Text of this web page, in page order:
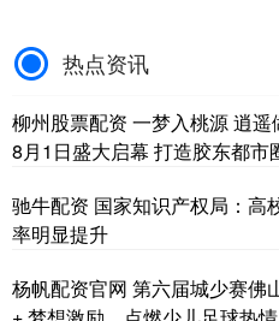
热点资讯
柳州股票配资 一梦入桃源 逍
8月1日盛大启幕 打造胶东都市
驰牛配资 国家知识产权局：高
率明显提升
杨帆配资官网 第六届城少赛佛